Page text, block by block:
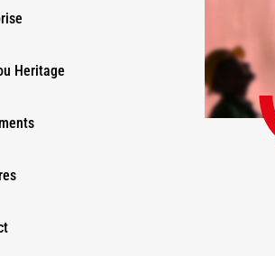
Heritage